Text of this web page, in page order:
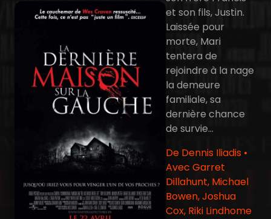
et son fils, Justin.
Laissée pour
morte, Mari
tentera de
rejoindre à la nage
la demeure
familiale, sa
dernière chance
de survie...
De Dennis Iliadis •
Avec Garret
Dillahunt, Michael
Bowen, Joshua
Cox, Riki Lindhome